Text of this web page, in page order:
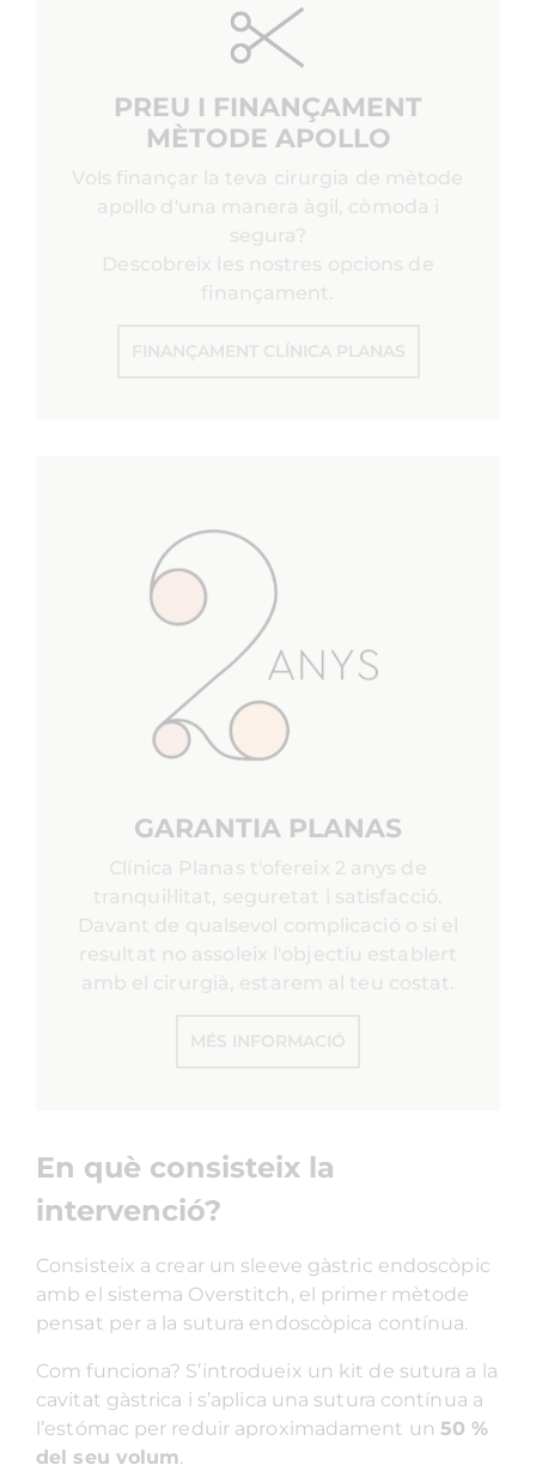
PREU I FINANÇAMENT
MÈTODE APOLLO
Vols finançar la teva cirurgia de mètode
apollo d'una manera àgil, còmoda i
segura?
Descobreix les nostres opcions de
finançament.
FINANÇAMENT CLÍNICA PLANAS
GARANTIA PLANAS
Clínica Planas t'ofereix 2 anys de
tranquil·litat, seguretat i satisfacció.
Davant de qualsevol complicació o si el
resultat no assoleix l'objectiu establert
amb el cirurgià, estarem al teu costat.
MÉS INFORMACIÓ
En què consisteix la
intervenció?
Consisteix a crear un sleeve gàstric endoscòpic
amb el sistema Overstitch, el primer mètode
pensat per a la sutura endoscòpica contínua.
Com funciona? S’introdueix un kit de sutura a la
cavitat gàstrica i s’aplica una sutura contínua a
l’estómac per reduir aproximadament un 50 %
del seu volum.